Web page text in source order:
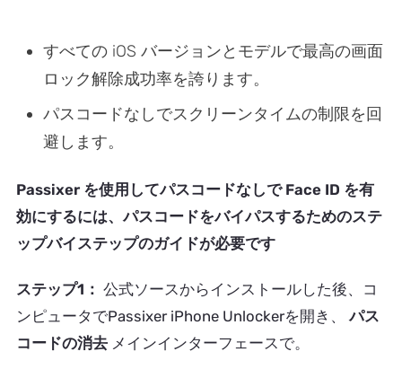
すべての iOS バージョンとモデルで最高の画面
ロック解除成功率を誇ります。
パスコードなしでスクリーンタイムの制限を回
避します。
Passixer を使用してパスコードなしで Face ID を有
効にするには、パスコードをバイパスするためのステ
ップバイステップのガイドが必要です
ステップ1： 公式ソースからインストールした後、コ
ンピュータでPassixer iPhone Unlockerを開き、パス
コードの消去メインインターフェースで。